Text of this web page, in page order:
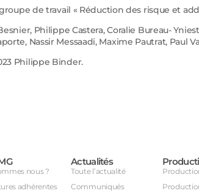
de travail « Réduction des risque et
Philippe Castera, Coralie Bureau-
Nassir Messaadi, Maxime Pautrat, Paul
Philippe Binder.
nous ?
adhérentes
Actualités
Toute l’actualité
Communiqués